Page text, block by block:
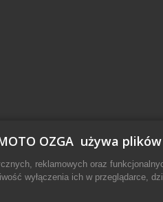
OZGA używa
reklamowych oraz
wyłączenia ich w przeglądarce,